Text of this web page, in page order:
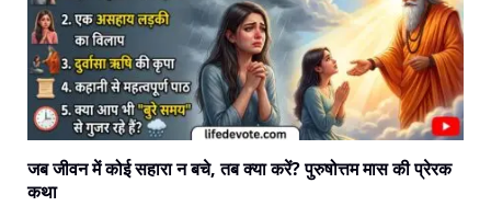
जब जीवन में कोई सहारा न बचे, तब क्या करें? पुरुषोत्तम मास की प्रेरक
कथा